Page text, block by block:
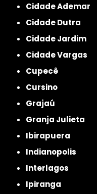
Cidade Ademar
Cidade Dutra
Cidade Jardim
Cidade Vargas
Cupecê
Cursino
Grajaú
Granja Julieta
Ibirapuera
Indianopolis
Interlagos
Ipiranga